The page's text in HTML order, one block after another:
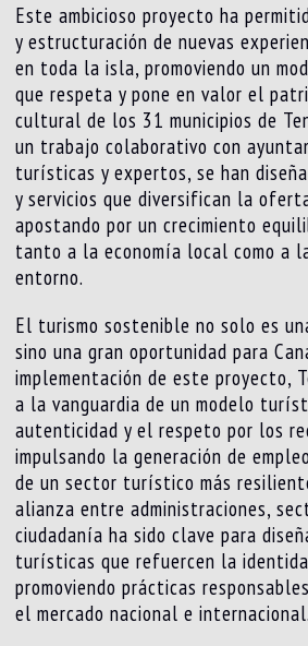
Este ambicioso proyecto ha
y estructuración de nuevas
en toda la isla, promoviendo un
que respeta y pone en valor el
cultural de los 31 municipios de
un trabajo colaborativo con
turísticas y expertos, se han
y servicios que diversifican la
apostando por un crecimiento
tanto a la economía local como a
entorno.
El turismo sostenible no solo es
sino una gran oportunidad para
implementación de este proyecto,
a la vanguardia de un modelo
autenticidad y el respeto por los
impulsando la generación de
de un sector turístico más
alianza entre administraciones,
ciudadanía ha sido clave para
turísticas que refuercen la
promoviendo prácticas
el mercado nacional e internacional.